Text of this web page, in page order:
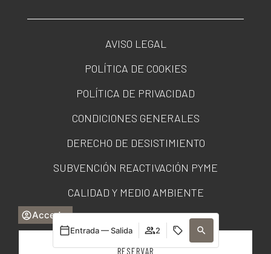
Acceder
RESERVAR
Entrada — Salida 2
AVISO LEGAL
POLÍTICA DE COOKIES
POLÍTICA DE PRIVACIDAD
CONDICIONES GENERALES
DERECHO DE DESISTIMIENTO
SUBVENCIÓN REACTIVACIÓN PYME
CALIDAD Y MEDIO AMBIENTE
PORTAL DE TRANSPARENCIA